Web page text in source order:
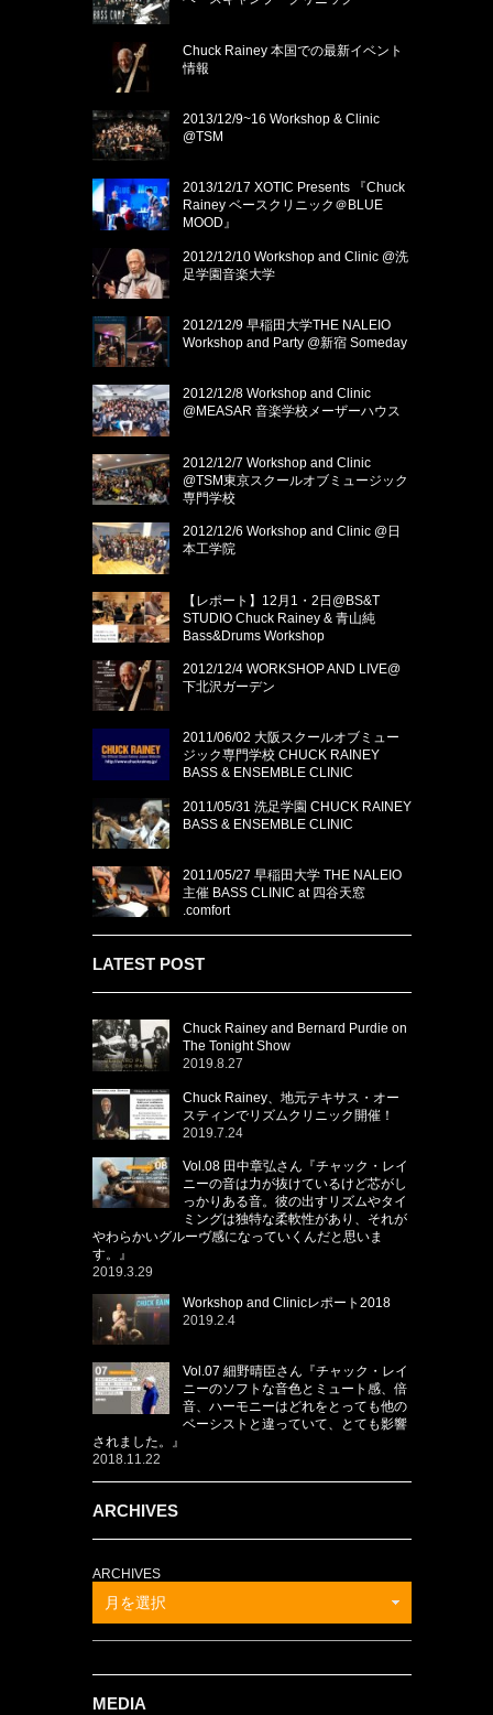
Chuck Rainey 本国での最新イベント
情報
2013/12/9~16 Workshop & Clinic
@TSM
2013/12/17 XOTIC Presents 『Chuck
Rainey ベースクリニック＠BLUE
MOOD』
2012/12/10 Workshop and Clinic @洗
足学園音楽大学
2012/12/9 早稲田大学THE NALEIO
Workshop and Party @新宿 Someday
2012/12/8 Workshop and Clinic
@MEASAR 音楽学校メーザーハウス
2012/12/7 Workshop and Clinic
@TSM東京スクールオブミュージック
専門学校
2012/12/6 Workshop and Clinic @日
本工学院
【レポート】12月1・2日@BS&T
STUDIO Chuck Rainey & 青山純
Bass&Drums Workshop
2012/12/4 WORKSHOP AND LIVE@
下北沢ガーデン
2011/06/02 大阪スクールオブミュー
ジック専門学校 CHUCK RAINEY
BASS & ENSEMBLE CLINIC
2011/05/31 洗足学園 CHUCK RAINEY
BASS & ENSEMBLE CLINIC
2011/05/27 早稲田大学 THE NALEIO
主催 BASS CLINIC at 四谷天窓
.comfort
LATEST POST
Chuck Rainey and Bernard Purdie on
The Tonight Show
2019.8.27
Chuck Rainey、地元テキサス・オー
スティンでリズムクリニック開催！
2019.7.24
Vol.08 田中章弘さん『チャック・レイ
ニーの音は力が抜けているけど芯がし
っかりある音。彼の出すリズムやタイ
ミングは独特な柔軟性があり、それが
やわらかいグルーヴ感になっていくんだと思いま
す。』
2019.3.29
Workshop and Clinicレポート2018
2019.2.4
Vol.07 細野晴臣さん『チャック・レイ
ニーのソフトな音色とミュート感、倍
音、ハーモニーはどれをとっても他の
ベーシストと違っていて、とても影響
されました。』
2018.11.22
ARCHIVES
ARCHIVES
月を選択
MEDIA